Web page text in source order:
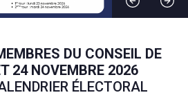
DU CONSEIL DE
24 NOVEMBRE 2026
ÉLECTORAL